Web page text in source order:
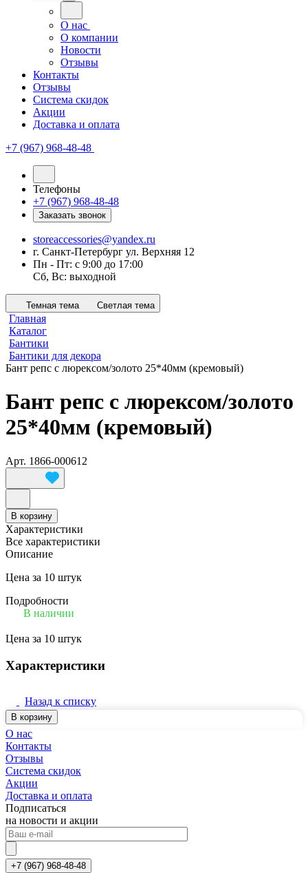
О нас
О компании
Новости
Отзывы
Контакты
Отзывы
Система скидок
Акции
Доставка и оплата
+7 (967) 968-48-48
Телефоны
+7 (967) 968-48-48
Заказать звонок
storeaccessories@yandex.ru
г. Санкт-Петербург ул. Верхняя 12
Пн - Пт: с 9:00 до 17:00
Сб, Вс: выходной
Темная тема Светлая тема
Главная
Каталог
Бантики
Бантики для декора
Бант репс с люрексом/золото 25*40мм (кремовый)
Бант репс с люрексом/золото
25*40мм (кремовый)
Арт. 1866-000612
В корзину
Характеристики
Все характеристики
Описание
Цена за 10 штук
Подробности
В наличии
Цена за 10 штук
Характеристики
Назад к списку
В корзину
О нас
Контакты
Отзывы
Система скидок
Акции
Доставка и оплата
Подписаться
на новости и акции
+7 (967) 968-48-48